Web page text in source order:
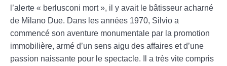
l’alerte « berlusconi mort », il y avait le bâtisseur acharné
de Milano Due. Dans les années 1970, Silvio a
commencé son aventure monumentale par la promotion
immobilière, armé d’un sens aigu des affaires et d’une
passion naissante pour le spectacle. Il a très vite compris